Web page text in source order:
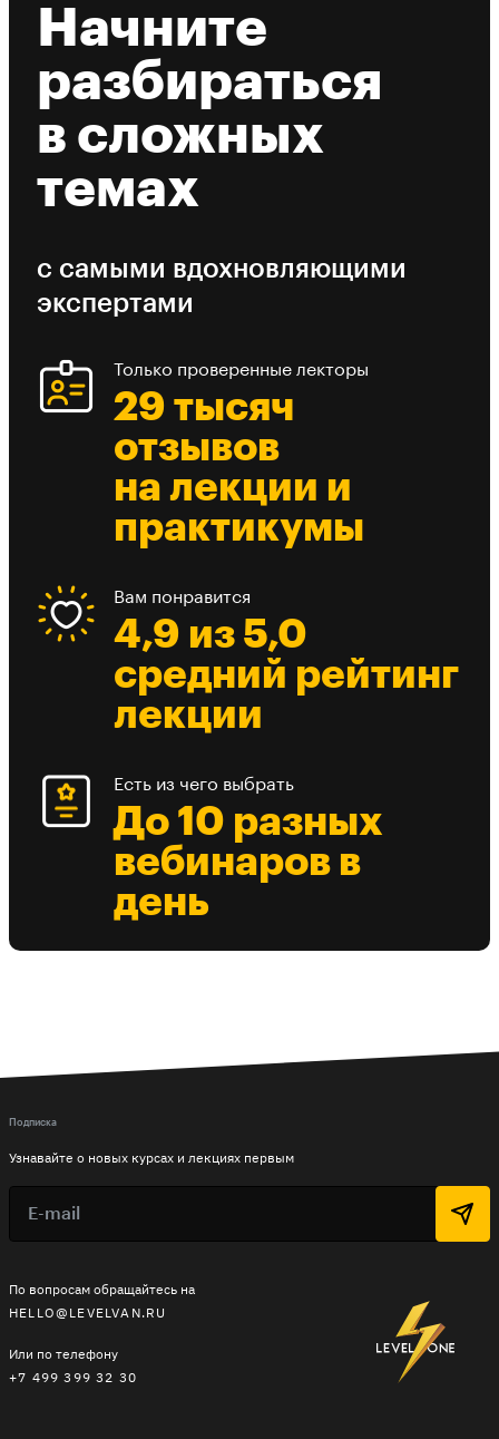
Начните
разбираться
в сложных
темах
с самыми вдохновляющими
экспертами
Только проверенные лекторы
29 тысяч
отзывов
на лекции и
практикумы
Вам понравится
4,9 из 5,0
средний рейтинг
лекции
Есть из чего выбрать
До 10 разных
вебинаров в
день
По вопросам обращайтесь на
HELLO@LEVELVAN.RU
Или по телефону
+7 499 399 32 30
Подписка
Узнавайте о новых курсах и лекциях первым